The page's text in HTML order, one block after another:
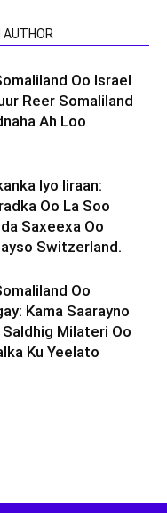
AUTHOR
Oo Israel
Reer Somaliland
Ah Loo
Iyo Iiraan:
Oo La Soo
Saxeexa Oo
Switzerland.
Oo
Kama Saarayno
Milateri Oo
Ku Yeelato